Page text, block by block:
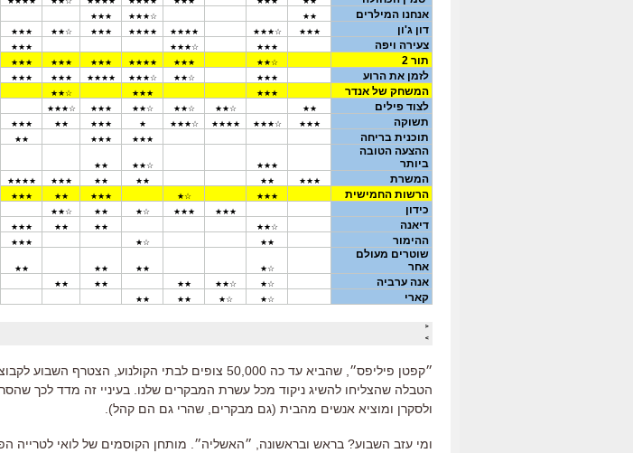
״קפטן פיליפס״, שהביא עד כה 50,000 צופים לבתי הקולנוע,
הטבלה שהצליחו להשיג ניקוד מכל עשרת המבקרים שלנו. בעיניי זה מדד לכך
ולסקרן ומוציא אנשים מהבית (גם מבקרים, שהרי גם הם קהל).
ומי עזב השבוע? בראש ובראשונה, ״האשליה״. מותחן הקוסמים של לואי לטרייה